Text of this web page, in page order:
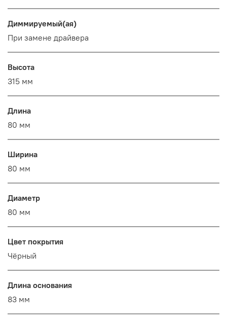
Диммируемый(ая)
При замене драйвера
Высота
315 мм
Длина
80 мм
Ширина
80 мм
Диаметр
80 мм
Цвет покрытия
Чёрный
Длина основания
83 мм